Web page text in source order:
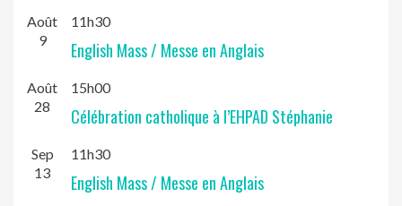
Août
9
11h30
English Mass / Messe en Anglais
Août
28
15h00
Célébration catholique à l’EHPAD Stéphanie
Sep
13
11h30
English Mass / Messe en Anglais